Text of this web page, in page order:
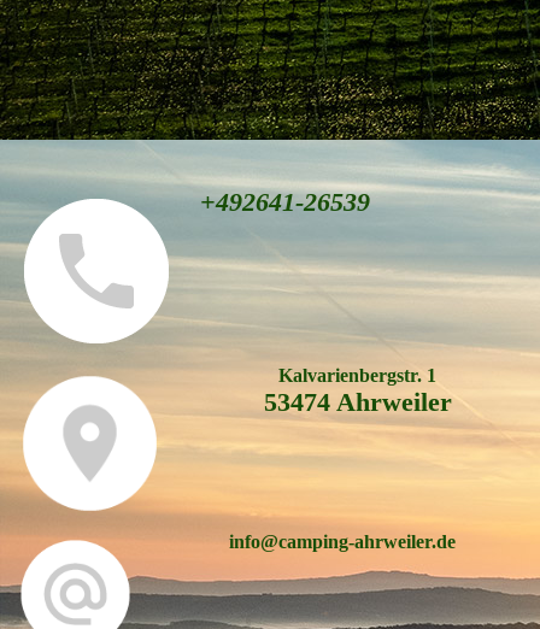
+492641-26539
Kalvarienbergstr. 1
53474 Ahrweiler
info@camping-ahrweiler.de